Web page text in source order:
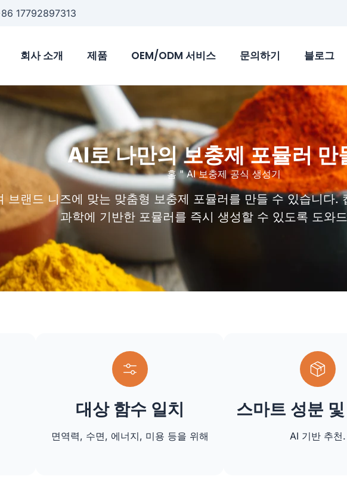
17792897313
회사 소개 제품 OEM/ODM 서비스 문의하기 블로그
AI로 나만의 보충제 포뮬러 만
홈"AI 보충제 공식 생성기
브랜드 니즈에 맞는 맞춤형 보충제 포뮬러를 만들 수 있습니다
과학에 기반한 포뮬러를 즉시 생성할 수 있도록 도와
대상 함수 일치
면역력, 수면, 에너지, 미용 등을 위해
스마트 성분
AI 기반 추천.